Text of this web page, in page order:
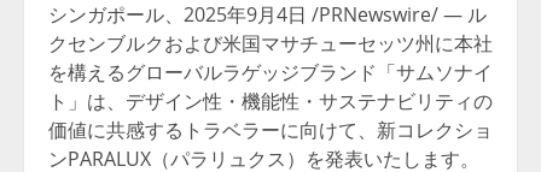
シンガポール、2025年9月4日 /PRNewswire/ — ル
クセンブルクおよび米国マサチューセッツ州に本社
を構えるグローバルラゲッジブランド「サムソナイ
ト」は、デザイン性・機能性・サステナビリティの
価値に共感するトラベラーに向けて、新コレクショ
ンPARALUX（パラリュクス）を発表いたします。